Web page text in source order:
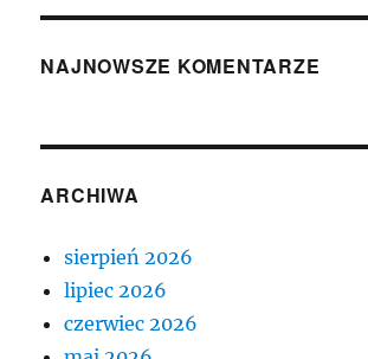
NAJNOWSZE KOMENTARZE
ARCHIWA
sierpień 2026
lipiec 2026
czerwiec 2026